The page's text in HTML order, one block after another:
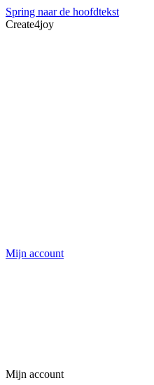
Spring naar de hoofdtekst
Create4joy
Mijn account
Mijn account